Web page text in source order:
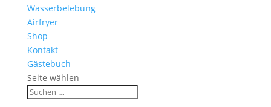
Wasserbelebung
Airfryer
Shop
Kontakt
Gästebuch
Seite wählen